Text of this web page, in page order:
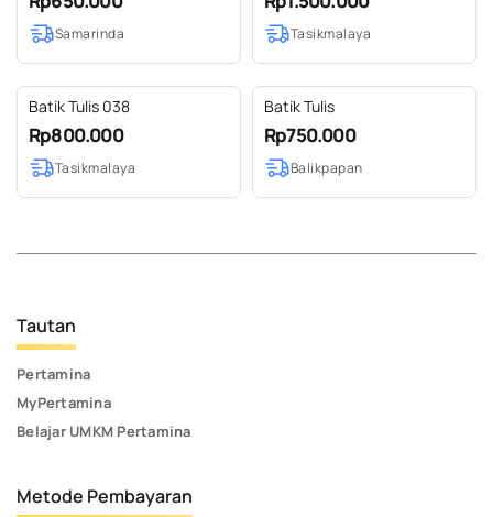
Samarinda Tasikmalaya
Batik Tulis 038
Rp800.000
Tasikmalaya
Batik Tulis
Rp750.000
Balikpapan
Tautan
Pertamina
MyPertamina
Belajar UMKM Pertamina
Metode Pembayaran